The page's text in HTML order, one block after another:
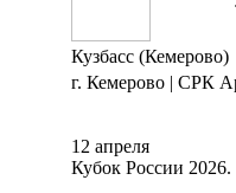
Кузбасс (Кемерово)
г. Кемерово | СРК
12 апреля
Кубок России